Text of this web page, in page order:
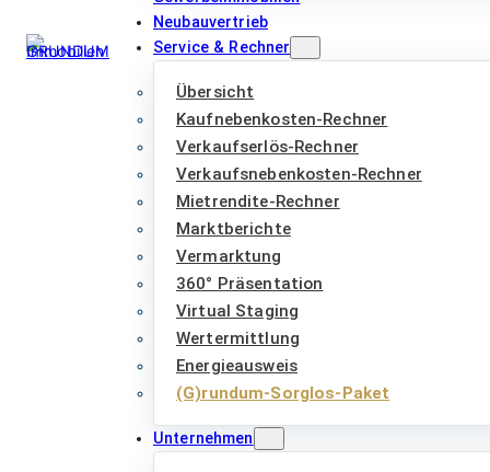
Neubauvertrieb
Service & Rechner
Übersicht
Kaufnebenkosten-Rechner
Verkaufserlös-Rechner
Verkaufsnebenkosten-Rechner
Mietrendite-Rechner
Marktberichte
Vermarktung
360° Präsentation
Virtual Staging
Wertermittlung
Energieausweis
(G)rundum-Sorglos-Paket
Unternehmen